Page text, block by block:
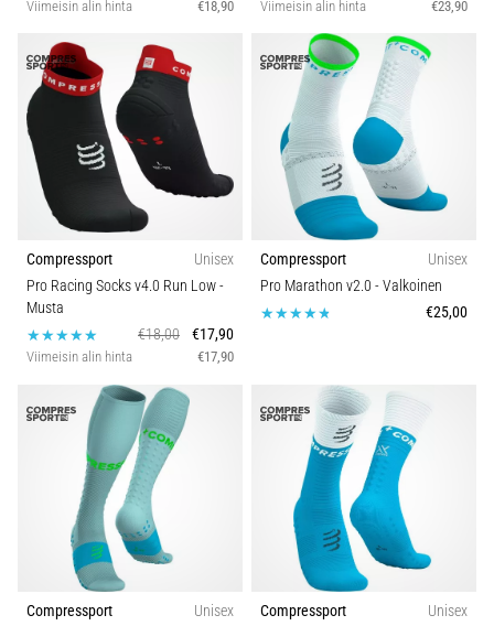
Viimeisin alin hinta €18,90 Viimeisin alin hinta €23,90
Compressport
Unisex
Pro Racing Socks v4.0 Run Low-
Musta
€18,00
€17,90
Viimeisin alin hinta €17,90
Compressport
Unisex
Pro Marathon v2.0 - Valkoinen
€25,00
Compressport
Unisex
Compressport
Unisex